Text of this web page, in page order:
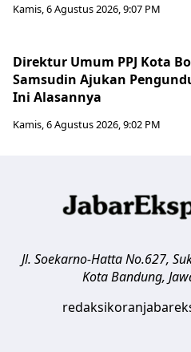
Kamis, 6 Agustus 2026, 9:07 PM
Direktur Umum PPJ Kota
Samsudin Ajukan
Ini Alasannya
Kamis, 6 Agustus 2026, 9:02 PM
Jl. Soekarno-Hatta No.627,
Kota Bandung,